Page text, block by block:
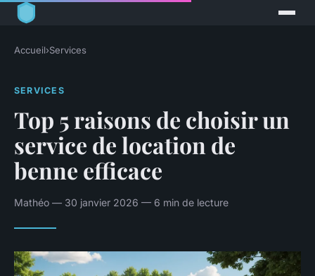
Accueil›Services
SERVICES
Top 5 raisons de choisir un
service de location de
benne efficace
Mathéo — 30 janvier 2026 — 6 min de lecture